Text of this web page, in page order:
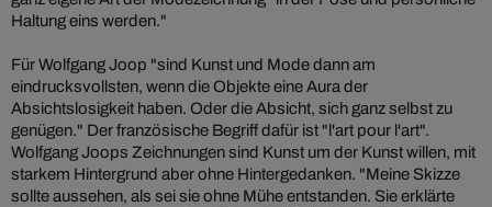
Haltung eins werden."
Für Wolfgang Joop "sind Kunst und Mode dann am
eindrucksvollsten, wenn die Objekte eine Aura der
Absichtslosigkeit haben. Oder die Absicht, sich ganz selbst zu
genügen." Der französische Begriff dafür ist "l'art pour l'art".
Wolfgang Joops Zeichnungen sind Kunst um der Kunst willen, mit
starkem Hintergrund aber ohne Hintergedanken. "Meine Skizze
sollte aussehen, als sei sie ohne Mühe entstanden. Sie erklärte